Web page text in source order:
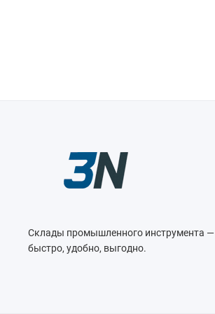
Склады промышленного инструмента —
быстро, удобно, выгодно.